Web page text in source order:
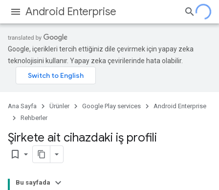
Android Enterprise
Google, içerikleri tercih ettiğiniz dile çevirmek için yapay zeka
teknolojisini kullanır. Yapay zeka çevirilerinde hata olabilir.
Ana Sayfa Ürünler Google Play services
Android Enterprise
Rehberler
Şirkete ait cihazdaki iş profili
bookmark_border
Bu sayfada